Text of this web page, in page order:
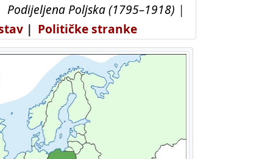
Podijeljena Poljska (1795–1918) |
| Političke stranke